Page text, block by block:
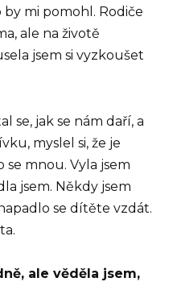
mi pomohl. Rodiče
ale na životě
jsem si vyzkoušet
se, jak se nám daří, a
myslel si, že je
se mnou. Vyla jsem
jsem. Někdy jsem
se dítěte vzdát.
ale věděla jsem,